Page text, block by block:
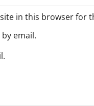
in this browser for
email.